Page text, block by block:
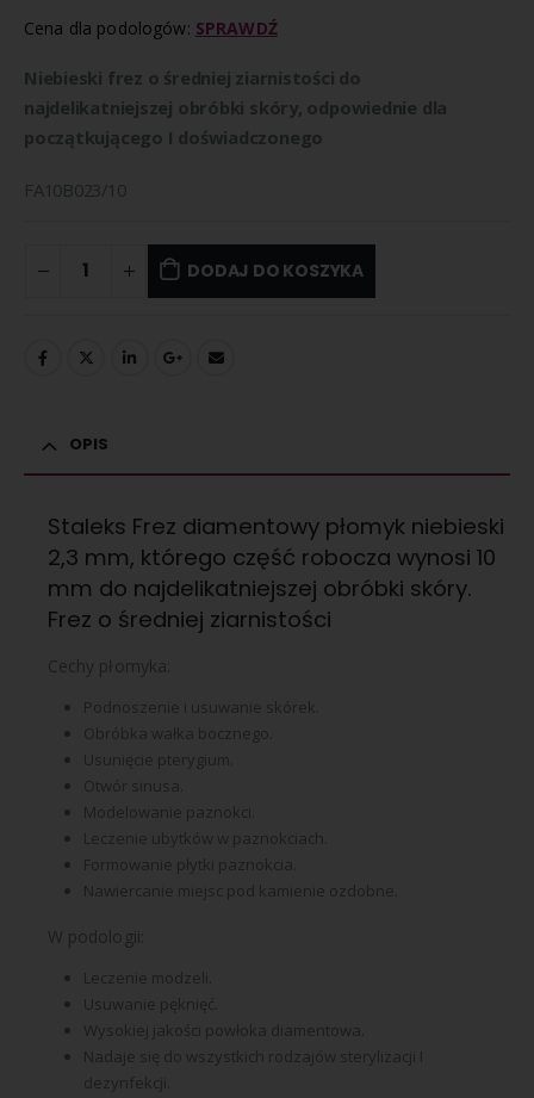
Cena dla podologów: SPRAWDŹ
Niebieski frez o średniej ziarnistości do
najdelikatniejszej obróbki skóry, odpowiednie dla
początkującego I doświadczonego
FA10B023/10
DODAJ DO KOSZYKA
OPIS
Staleks Frez diamentowy płomyk niebieski
2,3 mm, którego część robocza wynosi 10
mm do najdelikatniejszej obróbki skóry.
Frez o średniej ziarnistości
Cechy płomyka:
Podnoszenie i usuwanie skórek.
Obróbka wałka bocznego.
Usunięcie pterygium.
Otwór sinusa.
Modelowanie paznokci.
Leczenie ubytków w paznokciach.
Formowanie płytki paznokcia.
Nawiercanie miejsc pod kamienie ozdobne.
W podologii:
Leczenie modzeli.
Usuwanie pęknięć.
Wysokiej jakości powłoka diamentowa.
Nadaje się do wszystkich rodzajów sterylizacji I
dezynfekcji.